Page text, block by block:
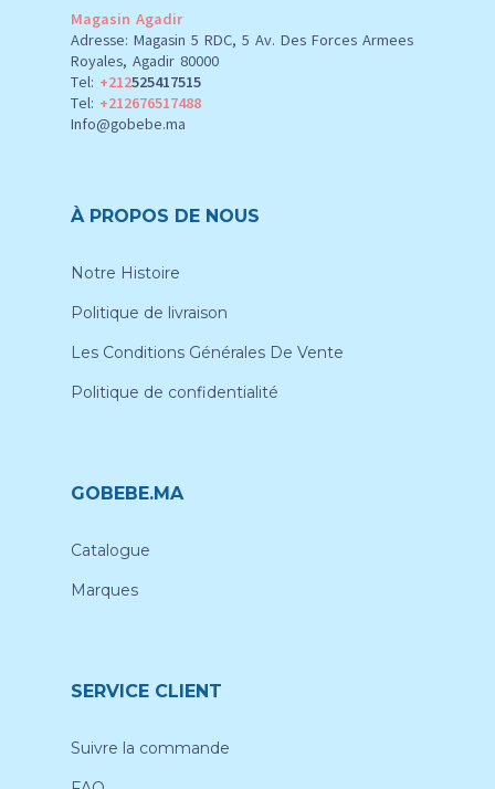
Magasin Agadir
Adresse: Magasin 5 RDC, 5 Av. Des Forces Armees
Royales, Agadir 80000
Tel: +212525417515
Tel: +212676517488
Info@gobebe.ma
À PROPOS DE NOUS
Notre Histoire
Politique de livraison
Les Conditions Générales De Vente
Politique de confidentialité
GOBEBE.MA
Catalogue
Marques
SERVICE CLIENT
Suivre la commande